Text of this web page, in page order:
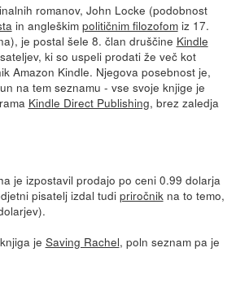
romanov, John Locke (podobnost
in angleškim političnim filozofomiz 17.
je postal šele 8. član druščine Kindle
ki so uspeli prodati že več kot
Amazon Kindle. Njegova posebnost je,
na tem seznamu - vse svoje knjige je
Kindle Direct Publishing, brez zaledja
je izpostavil prodajo po ceni 0.99 dolarja
pisatelj izdal tudi priročnik na to temo,
je Saving Rachel, poln seznam pa je